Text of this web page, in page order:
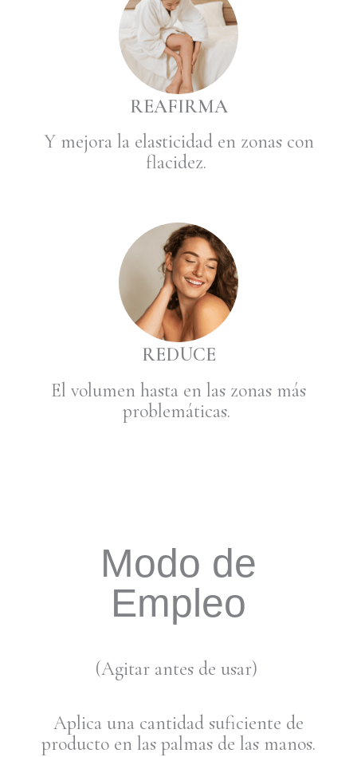
REAFIRMA
Y mejora la elasticidad en zonas con
flacidez.
REDUCE
El volumen hasta en las zonas más
problemáticas.
Modo de
Empleo
(Agitar antes de usar)
Aplica una cantidad suficiente de
producto en las palmas de las manos.